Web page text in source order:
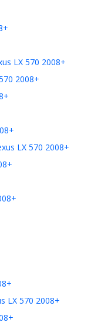
LX 570 2008+
2008+
LX 570 2008+
LX 570 2008+